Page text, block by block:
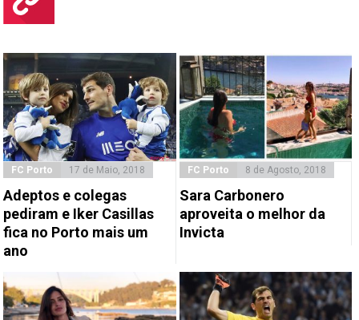
FC Porto 17 de Maio, 2018
Adeptos e colegas
pediram e Iker Casillas
fica no Porto mais um
ano
FC Porto 8 de Agosto, 2018
Sara Carbonero
aproveita o melhor da
Invicta